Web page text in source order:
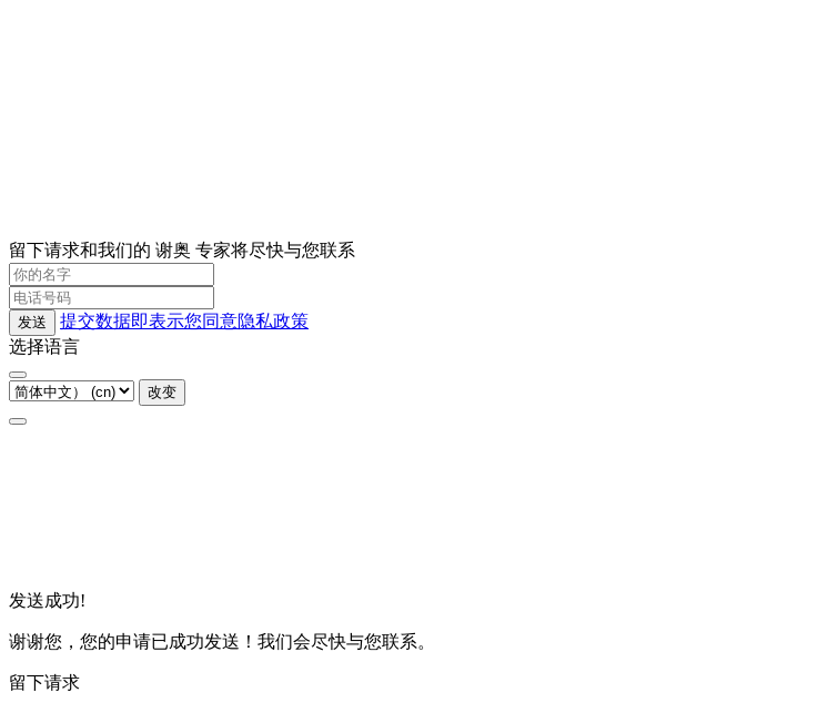
留下请求和我们的 谢奥 专家将尽快与您联系
发送
提交数据即表示您同意隐私政策
选择语言
改变
发送成功!
谢谢您，您的申请已成功发送！我们会尽快与您联系。
留下请求